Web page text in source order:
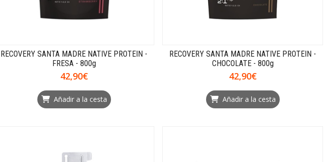
RECOVERY SANTA MADRE NATIVE PROTEIN -
FRESA - 800g
42,90€
Añadir a la cesta
RECOVERY SANTA MADRE NATIVE PROTEIN -
CHOCOLATE - 800g
42,90€
Añadir a la cesta